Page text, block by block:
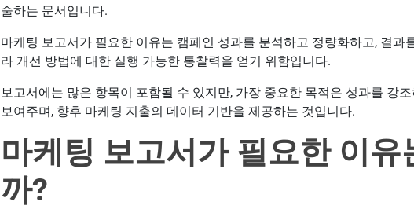
술하는 문서입니다.
마케팅 보고서가 필요한 이유는 캠페인 성과를 분석하고 정량화하고, 결과
라 개선 방법에 대한 실행 가능한 통찰력을 얻기 위함입니다.
보고서에는 많은 항목이 포함될 수 있지만, 가장 중요한 목적은 성과를 강
보여주며, 향후 마케팅 지출의 데이터 기반을 제공하는 것입니다.
마케팅 보고서가 필요한 이유
까?